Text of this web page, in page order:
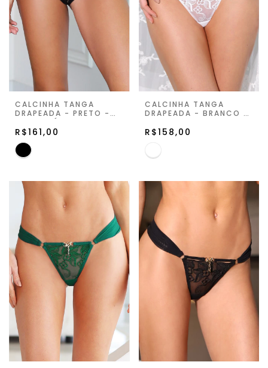
CALCINHA TANGA
DRAPEADA - PRETO -
R$161,00
CALCINHA TANGA
DRAPEADA - BRANCO -
R$158,00